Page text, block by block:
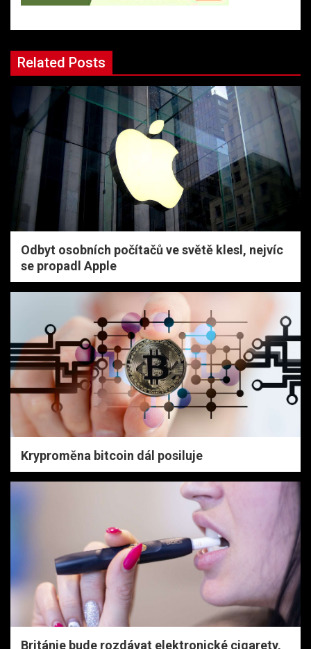
Related Posts
Odbyt osobních počítačů ve světě klesl, nejvíc
se propadl Apple
Kryproměna bitcoin dál posiluje
Británie bude rozdávat elektronické cigarety,